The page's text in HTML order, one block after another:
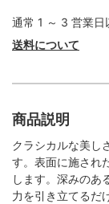
通常 1 ～ 3 営業日
送料について
商品説明
クラシカルな美し
す。表面に施され
します。深みのあ
力を引き立てるだ